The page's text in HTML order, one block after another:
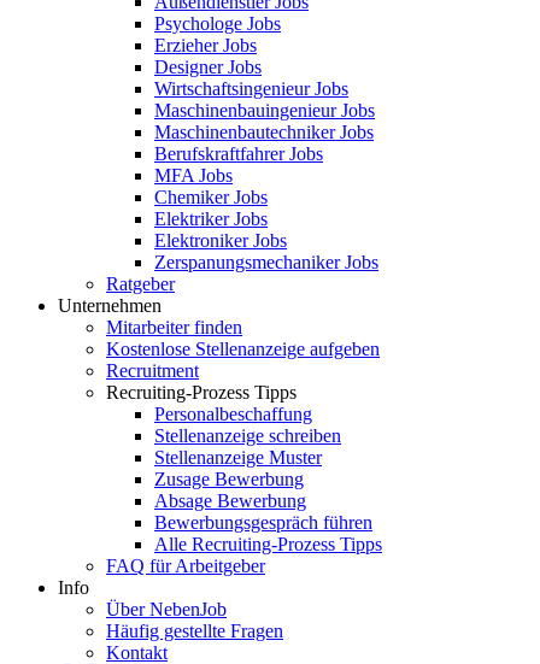
Psychologe Jobs
Erzieher Jobs
Designer Jobs
Wirtschaftsingenieur Jobs
Maschinenbauingenieur Jobs
Maschinenbautechniker Jobs
Berufskraftfahrer Jobs
MFA Jobs
Chemiker Jobs
Elektriker Jobs
Elektroniker Jobs
Zerspanungsmechaniker Jobs
Ratgeber
Unternehmen
Mitarbeiter finden
Kostenlose Stellenanzeige aufgeben
Recruitment
Recruiting-Prozess Tipps
Personalbeschaffung
Stellenanzeige schreiben
Stellenanzeige Muster
Zusage Bewerbung
Absage Bewerbung
Bewerbungsgespräch führen
Alle Recruiting-Prozess Tipps
FAQ für Arbeitgeber
Info
Über NebenJob
Häufig gestellte Fragen
Kontakt